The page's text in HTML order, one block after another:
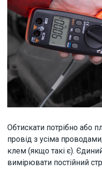
Обтискати потрібно або
провід з усіма проводами,
клем (якщо такі є).
вимірювати постійний